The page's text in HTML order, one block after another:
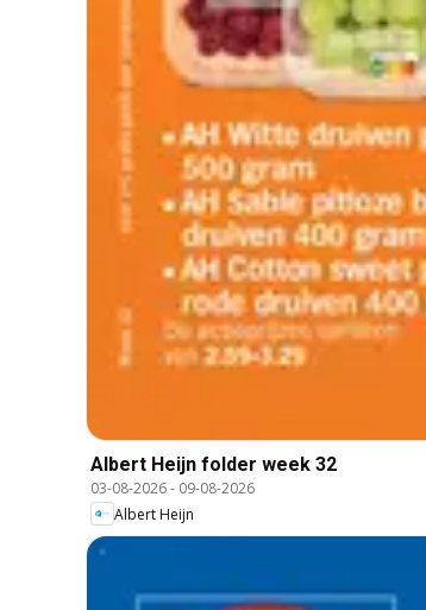
Albert Heijn folder week 32
03-08-2026- 09-08-2026
Albert Heijn